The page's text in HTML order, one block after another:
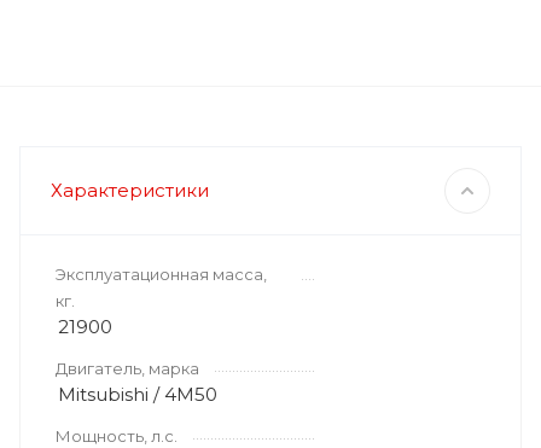
Характеристики
Эксплуатационная масса,
кг.
21900
Двигатель, марка
Mitsubishi / 4M50
Мощность, л.с.